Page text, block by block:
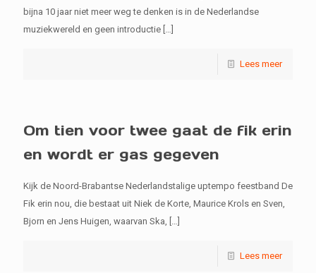
bijna 10 jaar niet meer weg te denken is in de Nederlandse
muziekwereld en geen introductie
Lees meer
Om tien voor twee gaat de fik erin
en wordt er gas gegeven
Kijk de Noord-Brabantse Nederlandstalige uptempo feestband De
Fik erin nou, die bestaat uit Niek de Korte, Maurice Krols en Sven,
Bjorn en Jens Huigen, waarvan Ska,
Lees meer